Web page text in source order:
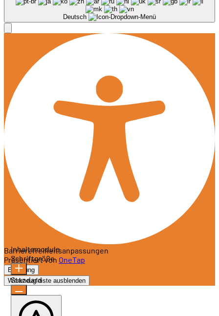
Deutsch
Barrierefreiheitsanpassungen
Präsentiert von OneTap
Erklärung
Werkzeugleiste ausblenden
Inhaltsmodule
Schriftgröße
Standard